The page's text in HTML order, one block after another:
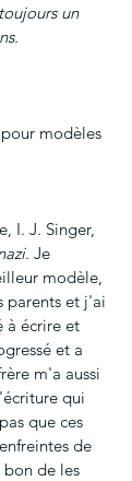
un
modèles
I. J. Singer,
. Je
modèle,
parents et j'ai
à écrire et
et a
m'a aussi
qui
que ces
de
de les